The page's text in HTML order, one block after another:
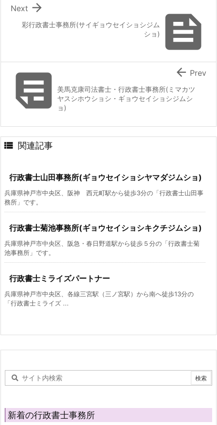

彩行政書士事務所(サイギョウセイショシジム
ショ)

Next
美馬克康司法書士・行政書士事務所(ミマカツ
ヤスシホウショシ・ギョウセイショシジムシ
ョ)
 Prev
 関連記事
行政書士山田事務所(ギョウセイショシヤマダジムショ)
兵庫県神戸市中央区、阪神 西元町駅から徒歩3分の「行政書士山田事
務所」です。
行政書士菊池事務所(ギョウセイショシキクチジムショ)
兵庫県神戸市中央区、阪急・春日野道駅から徒歩５分の「行政書士菊
池事務所」です。
行政書士ミライズパートナー
兵庫県神戸市中央区、各線三宮駅（三ノ宮駅）から南へ徒歩13分の
「行政書士ミライズ ...
新着の行政書士事務所